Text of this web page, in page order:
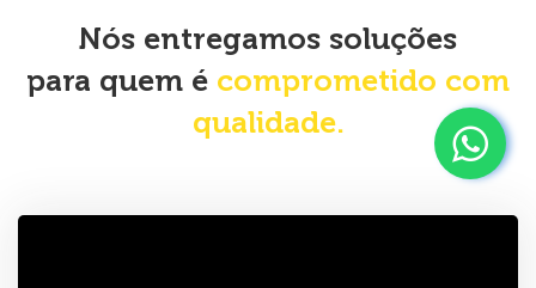
Nós entregamos soluções
para quem é comprometido com
qualidade.